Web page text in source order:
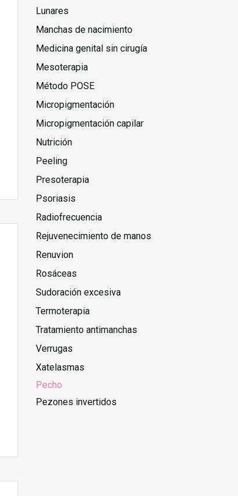
Lunares
Manchas de nacimiento
Medicina genital sin cirugía
Mesoterapia
Método POSE
Micropigmentación
Micropigmentación capilar
Nutrición
Peeling
Presoterapia
Psoriasis
Radiofrecuencia
Rejuvenecimiento de manos
Renuvion
Rosáceas
Sudoración excesiva
Termoterapia
Tratamiento antimanchas
Verrugas
Xatelasmas
Pecho
Pezones invertidos